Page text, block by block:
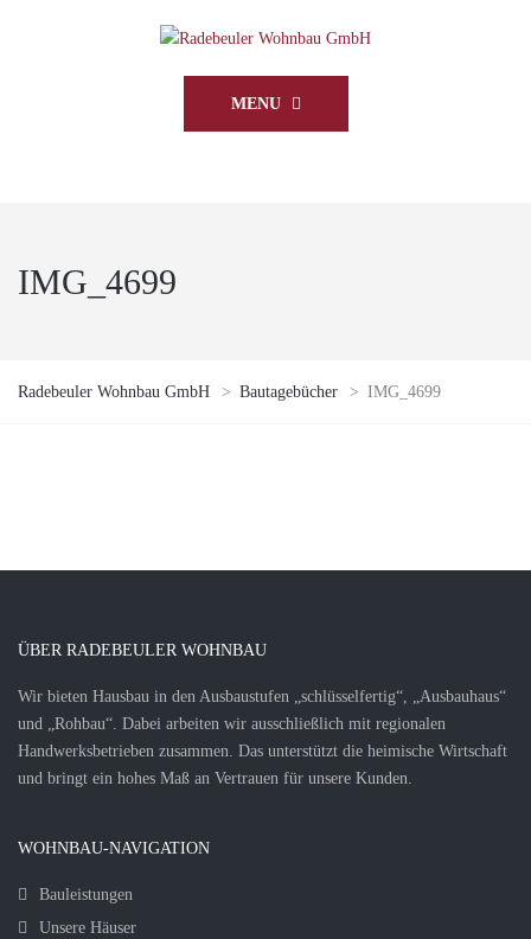
MENU
IMG_4699
Radebeuler Wohnbau GmbH > Bautagebücher > IMG_4699
ÜBER RADEBEULER WOHNBAU
Wir bieten Hausbau in den Ausbaustufen „schlüsselfertig“, „Ausbauhaus“
und „Rohbau“. Dabei arbeiten wir ausschließlich mit regionalen
Handwerksbetrieben zusammen. Das unterstützt die heimische Wirtschaft
und bringt ein hohes Maß an Vertrauen für unsere Kunden.
WOHNBAU-NAVIGATION
Bauleistungen
Unsere Häuser